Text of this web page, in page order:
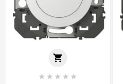

    